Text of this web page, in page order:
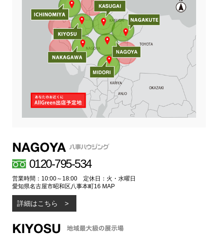
0120-795-534
営業時間：10:00～18:00 定休日：火・水曜日
愛知県名古屋市昭和区八事本町16 MAP
詳細はこちら